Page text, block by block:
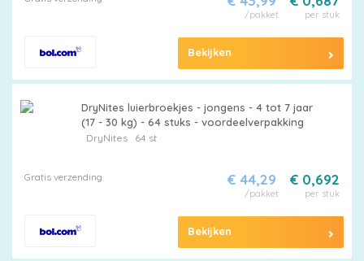
per stuk
/pakket
Bekijken
DryNites luierbroekjes - jongens - 4 tot 7 jaar
(17 - 30 kg) - 64 stuks - voordeelverpakking
DryNites64 st
Gratis verzending € 0,692
per stuk
€ 44,29
/pakket
Bekijken